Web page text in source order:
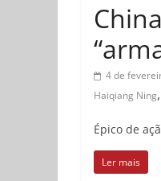
4 de
Haiqiang Ning,
Épico de
Ler mais